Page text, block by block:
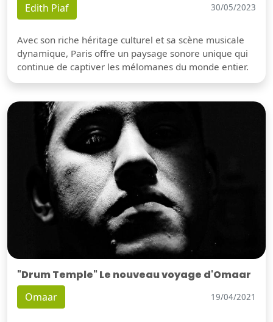
Edith Piaf 30/05/2023
Avec son riche héritage culturel et sa scène musicale
dynamique, Paris offre un paysage sonore unique qui
continue de captiver les mélomanes du monde entier.
"Drum Temple" Le nouveau voyage d'Omaar
Omaar 19/04/2021